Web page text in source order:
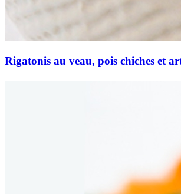
Rigatonis au veau, pois chiches et